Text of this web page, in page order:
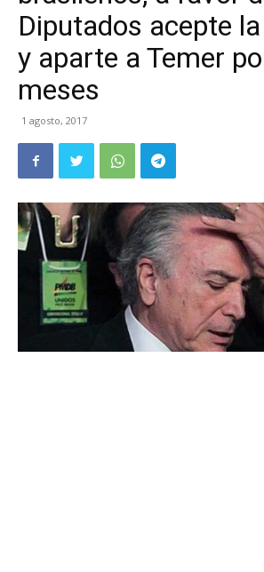
Diputados acepte
y aparte a Temer
meses
1 agosto, 2017